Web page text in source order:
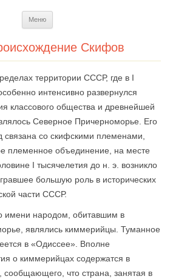
Меню
Скифов
территории СССР, где в I
интенсивно развернулся
классового общества и древнейшей
Северное Причерноморье. Его
связана со скифскими племенами,
племенное объединение, на месте
I тысячелетия до н. э. возникло
большую роль в исторических
части СССР.
имени народом, обитавшим в
являлись киммерийцы. Туманное
в «Одиссее». Вполне
о киммерийцах содержатся в
сообщающего, что страна, занятая в